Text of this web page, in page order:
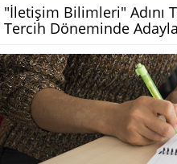
"İletişim Bilimleri" Adını
Tercih Döneminde